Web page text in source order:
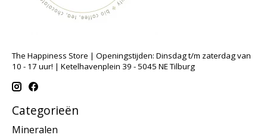
The Happiness Store | Openingstijden: Dinsdag t/m zaterdag van
10 - 17 uur! | Ketelhavenplein 39 - 5045 NE Tilburg
Categorieën
Mineralen